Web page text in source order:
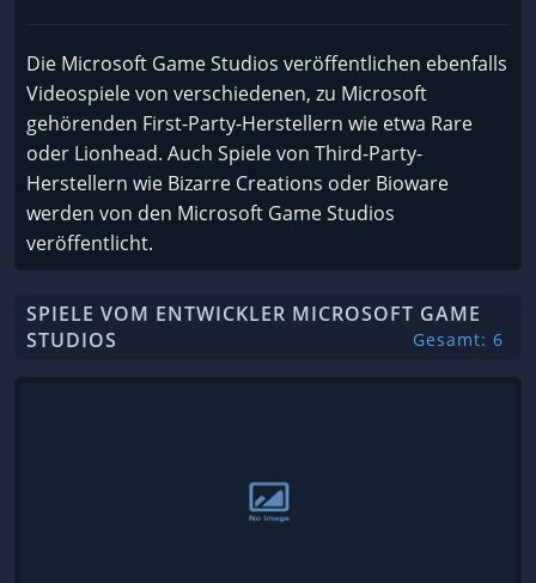
Die Microsoft Game Studios veröffentlichen ebenfalls
Videospiele von verschiedenen, zu Microsoft
gehörenden First-Party-Herstellern wie etwa Rare
oder Lionhead. Auch Spiele von Third-Party-
Herstellern wie Bizarre Creations oder Bioware
werden von den Microsoft Game Studios
veröffentlicht.
SPIELE VOM ENTWICKLER MICROSOFT GAME
STUDIOS
Gesamt: 6